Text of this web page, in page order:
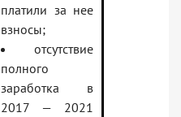
платили за нее
взносы;
отсутствие
полного
заработка в
2017 — 2021